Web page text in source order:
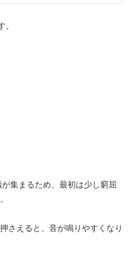
。
集まるため、最初は少し窮屈
さえると、音が鳴りやすくなり